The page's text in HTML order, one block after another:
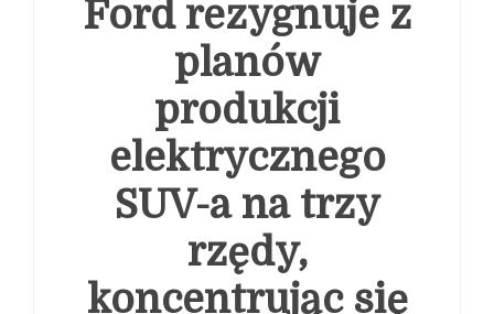
Ford rezygnuje z
planów
produkcji
elektrycznego
SUV-a na trzy
rzędy,
koncentrując się